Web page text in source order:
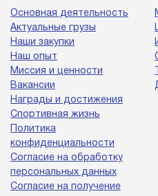
Основная деятельность
Актуальные грузы
Наши закупки
Наш опыт
Миссия и ценности
Вакансии
Награды и достижения
Спортивная жизнь
Политика
конфиденциальности
Согласие на обработку
персональных данных
Согласие на получение